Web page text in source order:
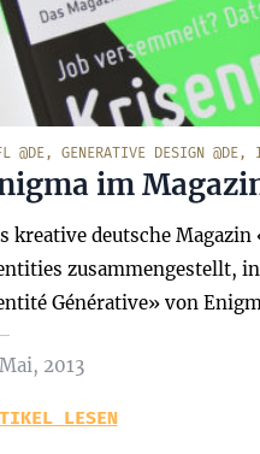
@DE, GENERATIVE DESIGN @DE,
im
kreative deutsche
zusammengestellt,
Générative» von
2013
LESEN